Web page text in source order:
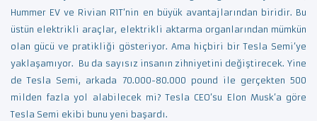
Hummer EV ve Rivian R1T’nin en büyük avantajlarından biridir. Bu
üstün elektrikli araçlar, elektrikli aktarma organlarından mümkün
olan gücü ve pratikliği gösteriyor. Ama hiçbiri bir Tesla Semi’ye
yaklaşamıyor. Bu da sayısız insanın zihniyetini değiştirecek. Yine
de Tesla Semi, arkada 70.000-80.000 pound ile gerçekten 500
milden fazla yol alabilecek mi? Tesla CEO’su Elon Musk’a göre
Tesla Semi ekibi bunu yeni başardı.